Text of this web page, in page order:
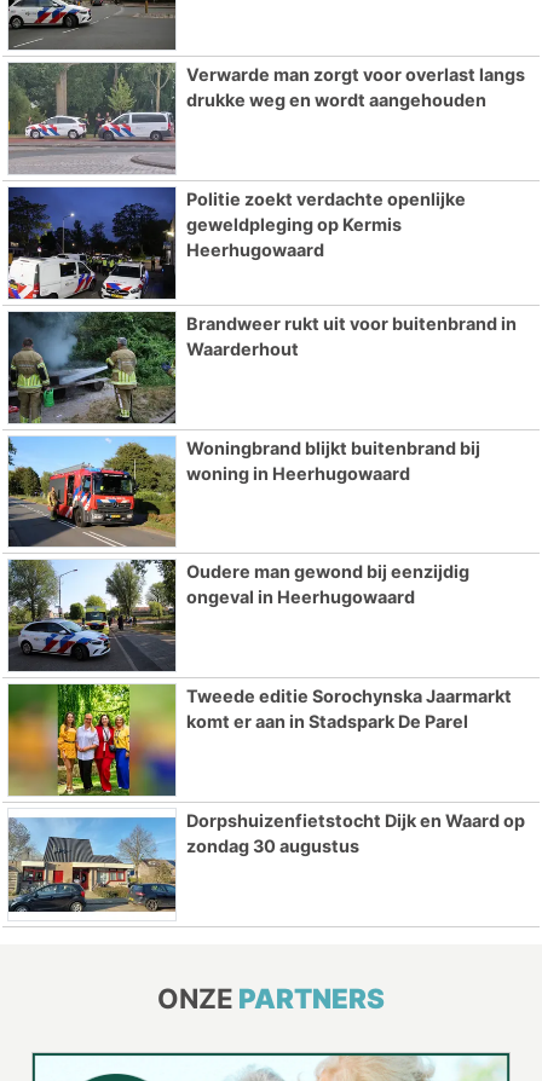
Verwarde man zorgt voor overlast langs
drukke weg en wordt aangehouden
Politie zoekt verdachte openlijke
geweldpleging op Kermis
Heerhugowaard
Brandweer rukt uit voor buitenbrand in
Waarderhout
Woningbrand blijkt buitenbrand bij
woning in Heerhugowaard
Oudere man gewond bij eenzijdig
ongeval in Heerhugowaard
Tweede editie Sorochynska Jaarmarkt
komt er aan in Stadspark De Parel
Dorpshuizenfietstocht Dijk en Waard op
zondag 30 augustus
ONZE PARTNERS